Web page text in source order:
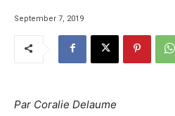
September 7, 2019
Par Coralie Delaume